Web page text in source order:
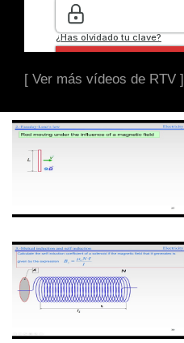
[ Ver más vídeos de RTV ]